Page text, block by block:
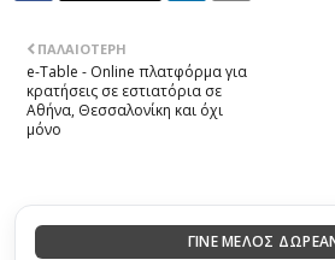
ΠΑΛΑΙΌΤΕΡΗ
e-Table - Online πλατφόρμα για
κρατήσεις σε εστιατόρια σε
Αθήνα, Θεσσαλονίκη και όχι
μόνο
ΓΙΝΕ ΜΕΛΟΣ